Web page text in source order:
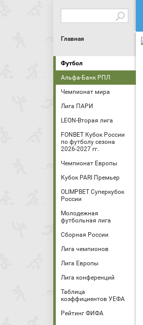
Главная
Футбол
Альфа-Банк РПЛ
Чемпионат мира
Лига ПАРИ
LEON-Вторая лига
FONBET Кубок России
по футболу сезона
2026-2027 гг.
Чемпионат Европы
Кубок PARI Премьер
OLIMPBET Суперкубок
России
Молодежная
футбольная лига
Сборная России
Лига чемпионов
Лига Европы
Лига конференций
Таблица
коэффициентов УЕФА
Рейтинг ФИФА